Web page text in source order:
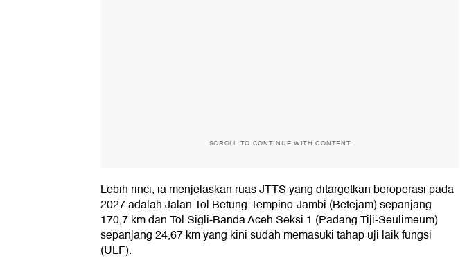
SCROLL TO CONTINUE WITH CONTENT
Lebih rinci, ia menjelaskan ruas JTTS yang ditargetkan beroperasi pada
2027 adalah Jalan Tol Betung-Tempino-Jambi (Betejam) sepanjang
170,7 km dan Tol Sigli-Banda Aceh Seksi 1 (Padang Tiji-Seulimeum)
sepanjang 24,67 km yang kini sudah memasuki tahap uji laik fungsi
(ULF).